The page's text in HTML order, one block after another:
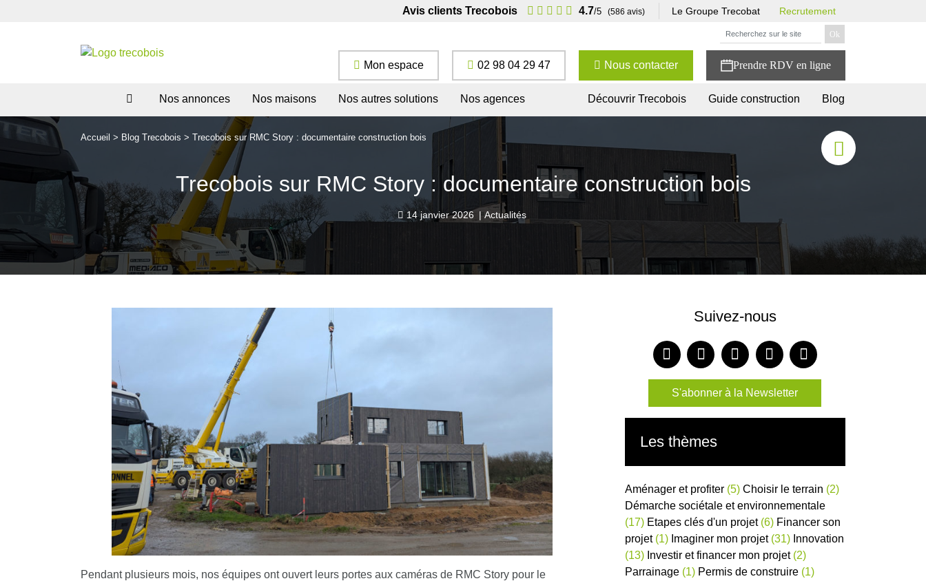
Avis clients Trecobois 4.7/5 (586 avis) Le Groupe Trecobat Recrutement
Mon espace 02 98 04 29 47 Nous contacter
Nos annonces Nos maisons Nos autres solutions Nos agences Découvrir Trecobois Guide construction Blog
Accueil > Blog Trecobois > Trecobois sur RMC Story : documentaire construction bois
Trecobois sur RMC Story : documentaire construction bois
14 janvier 2026 |Actualités
Pendant plusieurs mois, nos équipes ont ouvert leurs portes aux caméras de RMC Story pour le
Suivez-nous
S'abonner à la Newsletter
Les thèmes
Aménager et profiter (5) Choisir le terrain (2)
Démarche sociétale et environnementale
(17) Etapes clés d'un projet(6) Financer son
projet(1) Imaginer mon projet(31) Innovation
(13) Investir et financer mon projet(2)
Parrainage (1) Permis de construire (1)